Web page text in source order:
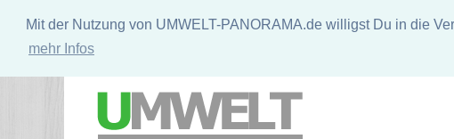
Mit der Nutzung von UMWELT-PANORAMA.de willigst Du in die
mehr Infos